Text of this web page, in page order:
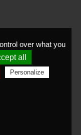
over what you
all
Personalize